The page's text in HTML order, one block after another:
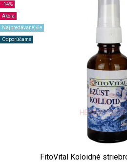
-14%
Akcia
Najpredávanejšie
Odporúčame
FitoVital Koloidné